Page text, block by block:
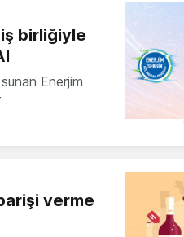
iş birliğiyle
Enerjim
verme